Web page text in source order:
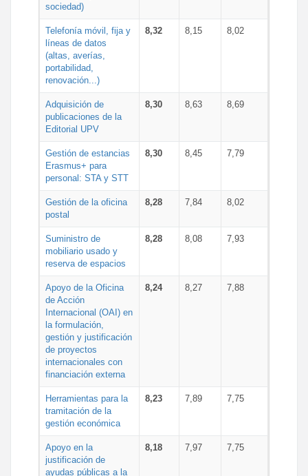
sociedad)
Telefonía móvil, fija y
líneas de datos
(altas, averías,
portabilidad,
renovación...)
8,32 8,15 8,02
Adquisición de
publicaciones de la
Editorial UPV
8,30 8,63 8,69
Gestión de estancias
Erasmus+ para
personal: STA y STT
8,30 8,45 7,79
Gestión de la oficina
postal
8,28 7,84 8,02
Suministro de
mobiliario usado y
reserva de espacios
8,28 8,08 7,93
Apoyo de la Oficina
de Acción
Internacional (OAI) en
la formulación,
gestión y justificación
de proyectos
internacionales con
financiación externa
8,24 8,27 7,88
Herramientas para la
tramitación de la
gestión económica
8,23 7,89 7,75
Apoyo en la
justificación de
ayudas públicas a la
8,18 7,97 7,75